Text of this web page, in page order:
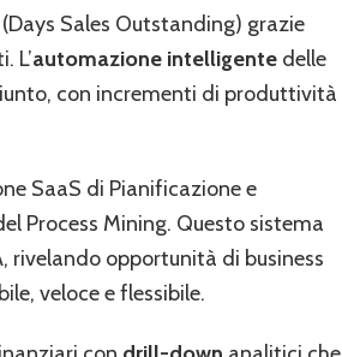
(Days Sales Outstanding) grazie
L’automazione intelligente delle
con incrementi di produttività
SaaS di Pianificazione e
Process Mining. Questo sistema
opportunità di business
veloce e flessibile.